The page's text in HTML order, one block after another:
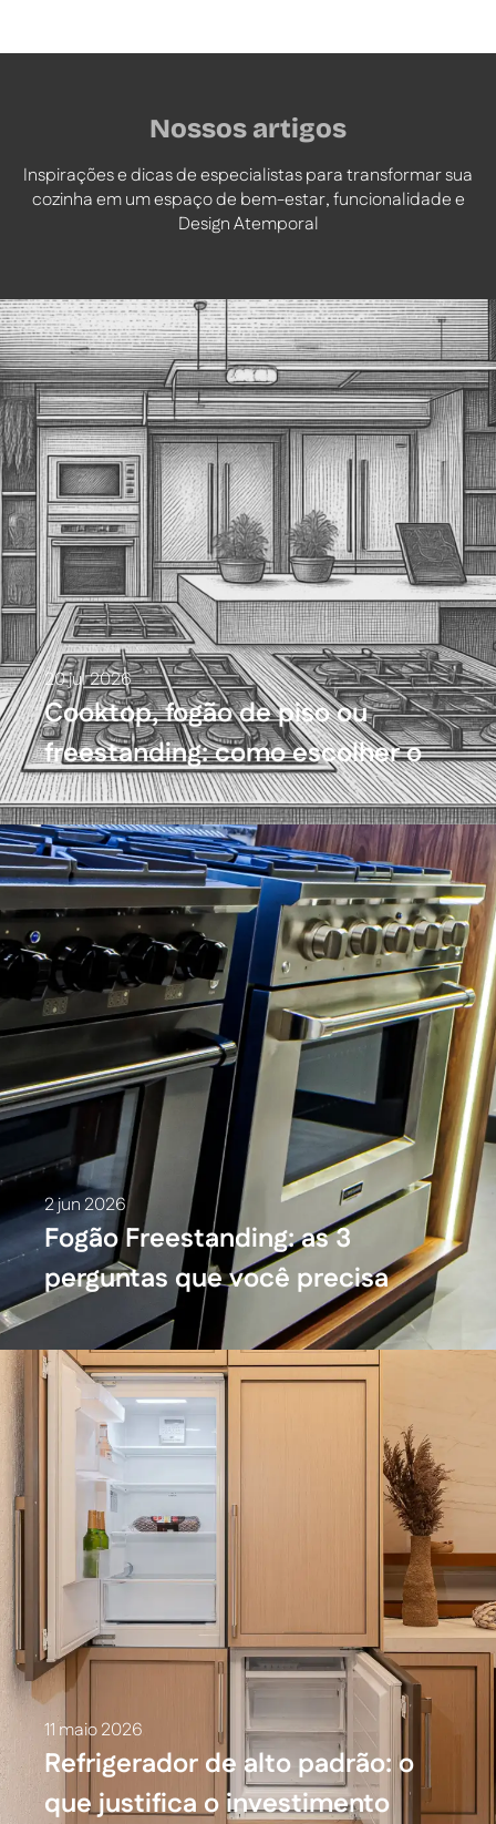
Nossos artigos
Inspirações e dicas de especialistas para transformar sua
cozinha em um espaço de bem-estar, funcionalidade e
Design Atemporal
20 jul 2026
Cooktop, fogão de piso ou
freestanding: como escolher o
fogão da cozinha planejada
2 jun 2026
Fogão Freestanding: as 3
perguntas que você precisa
fazer antes de comprar
11 maio 2026
Refrigerador de alto padrão: o
que justifica o investimento